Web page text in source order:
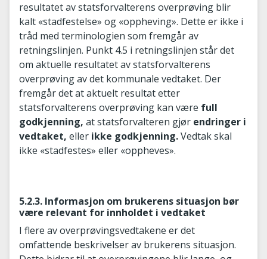
resultatet av statsforvalterens overprøving blir
kalt «stadfestelse» og «oppheving». Dette er ikke i
tråd med terminologien som fremgår av
retningslinjen. Punkt 4.5 i retningslinjen står det
om aktuelle resultatet av statsforvalterens
overprøving av det kommunale vedtaket. Der
fremgår det at aktuelt resultat etter
statsforvalterens overprøving kan være full
godkjenning, at statsforvalteren gjør endringer i
vedtaket, eller ikke godkjenning.Vedtak skal
ikke «stadfestes» eller «oppheves».
5.2.3. Informasjon om brukerens situasjon bør
være relevant for innholdet i vedtaket
I flere av overprøvingsvedtakene er det
omfattende beskrivelser av brukerens situasjon.